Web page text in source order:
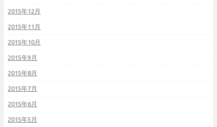
2015年12月
2015年11月
2015年10月
2015年9月
2015年8月
2015年7月
2015年6月
2015年5月